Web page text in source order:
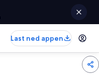
Last ned appen